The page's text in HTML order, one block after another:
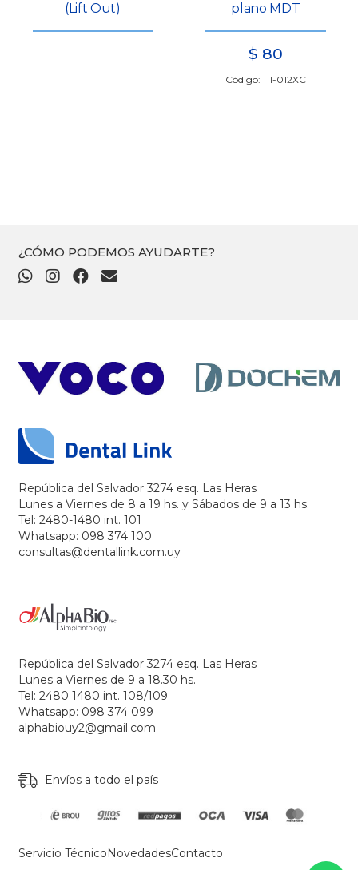
(Lift Out)
plano MDT
$ 80
Código: 111-012XC
¿CÓMO PODEMOS AYUDARTE?
República del Salvador 3274 esq. Las Heras
Lunes a Viernes de 8 a 19 hs. y Sábados de 9 a 13 hs.
Tel: 2480-1480 int. 101
Whatsapp: 098 374 100
consultas@dentallink.com.uy
República del Salvador 3274 esq. Las Heras
Lunes a Viernes de 9 a 18.30 hs.
Tel: 2480 1480 int. 108/109
Whatsapp: 098 374 099
alphabiouy2@gmail.com
Envíos a todo el país
Servicio TécnicoNovedadesContacto